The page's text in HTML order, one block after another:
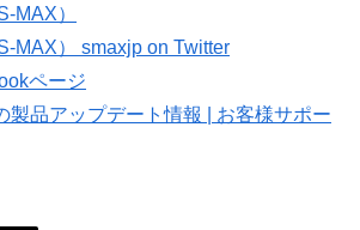
MAX）
MAX） smaxjp on Twitter
ページ
製品アップデート情報 | お客様サポー